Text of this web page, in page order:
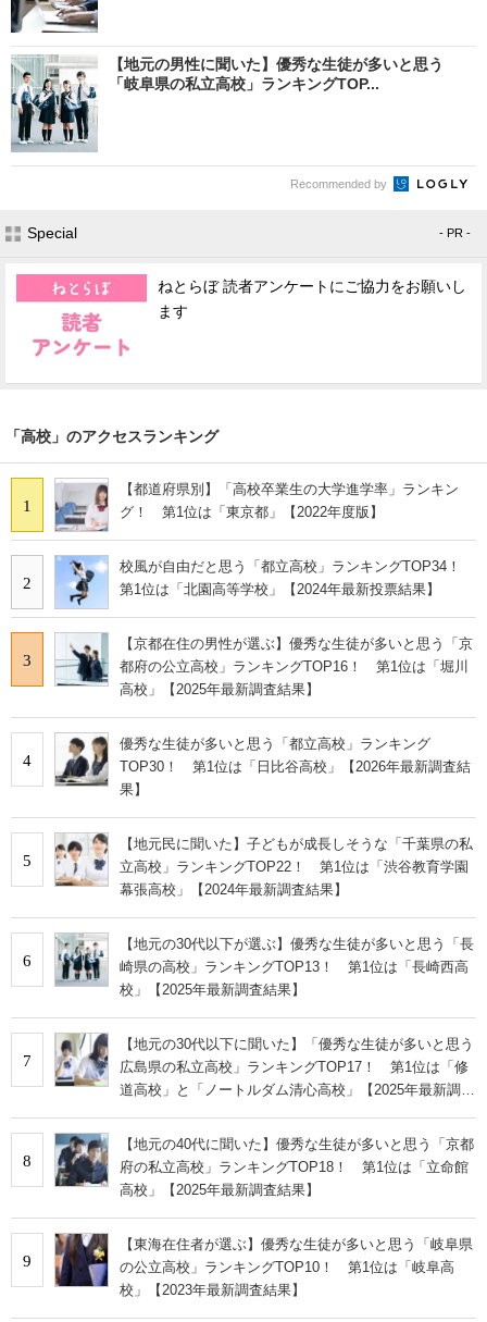
【地元の男性に聞いた】優秀な生徒が多いと思う
「岐阜県の私立高校」ランキングTOP...
Recommended by
Special - PR -
ねとらぼ 読者アンケートにご協力をお願いし
ます
「高校」のアクセスランキング
1
【都道府県別】「高校卒業生の大学進学率」ランキン
グ！ 第1位は「東京都」【2022年度版】
2
校風が自由だと思う「都立高校」ランキングTOP34！
第1位は「北園高等学校」【2024年最新投票結果】
3
【京都在住の男性が選ぶ】優秀な生徒が多いと思う「京
都府の公立高校」ランキングTOP16！ 第1位は「堀川
高校」【2025年最新調査結果】
4
優秀な生徒が多いと思う「都立高校」ランキング
TOP30！ 第1位は「日比谷高校」【2026年最新調査結
果】
5
【地元民に聞いた】子どもが成長しそうな「千葉県の私
立高校」ランキングTOP22！ 第1位は「渋谷教育学園
幕張高校」【2024年最新調査結果】
6
【地元の30代以下が選ぶ】優秀な生徒が多いと思う「長
崎県の高校」ランキングTOP13！ 第1位は「長崎西高
校」【2025年最新調査結果】
7
【地元の30代以下に聞いた】「優秀な生徒が多いと思う
広島県の私立高校」ランキングTOP17！ 第1位は「修
道高校」と「ノートルダム清心高校」【2025年最新調査
8
【地元の40代に聞いた】優秀な生徒が多いと思う「京都
府の私立高校」ランキングTOP18！ 第1位は「立命館
高校」【2025年最新調査結果】
9
【東海在住者が選ぶ】優秀な生徒が多いと思う「岐阜県
の公立高校」ランキングTOP10！ 第1位は「岐阜高
校」【2023年最新調査結果】